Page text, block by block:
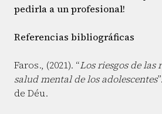
pedirla a un profesional!
Referencias bibliográficas
Faros., (2021). “Los riesgos de las
salud mental de los adolescentes
de Déu.